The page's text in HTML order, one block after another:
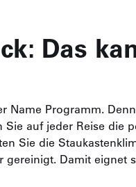
Das
Name Programm.
auf jeder Reise die
Sie die
Damit eignet